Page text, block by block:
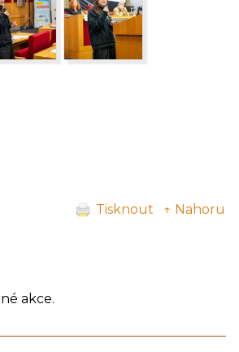
Tisknout ↑ Nahoru
akce.